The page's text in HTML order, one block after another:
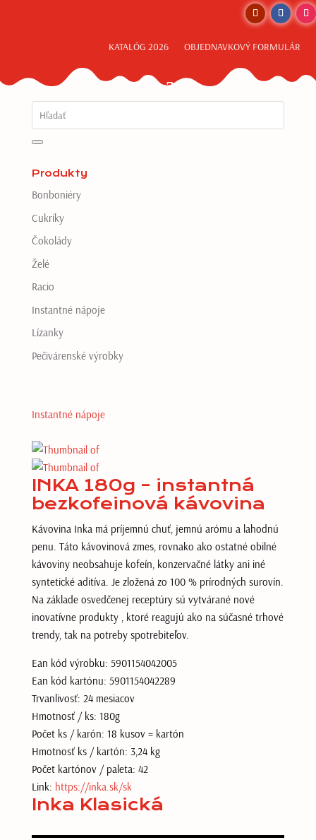
KATALÓG 2026 OBJEDNAVKOVÝ FORMULÁR
Produkty
Bonboniéry
Cukríky
Čokolády
Želé
Racio
Instantné nápoje
Lízanky
Pečivárenské výrobky
Instantné nápoje
INKA 180g – instantná
bezkofeinová kávovina
Kávovina Inka má príjemnú chuť, jemnú arómu a lahodnú
penu. Táto kávovinová zmes, rovnako ako ostatné obilné
kávoviny neobsahuje kofeín, konzervačné látky ani iné
syntetické aditíva. Je zložená zo 100 % prírodných surovín.
Na základe osvedčenej receptúry sú vytvárané nové
inovatívne produkty , ktoré reagujú ako na súčasné trhové
trendy, tak na potreby spotrebiteľov.
Ean kód výrobku: 5901154042005
Ean kód kartónu: 5901154042289
Trvanlivosť: 24 mesiacov
Hmotnosť / ks: 180g
Počet ks / karón: 18 kusov = kartón
Hmotnosť ks / kartón: 3,24 kg
Počet kartónov / paleta: 42
Link: https://inka.sk/sk
Inka Klasická